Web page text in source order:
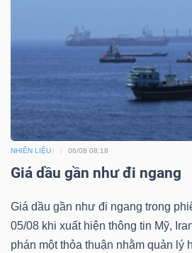
NHIÊN LIỆU 06/08 08:18
Giá dầu gần như đi ngang
Giá dầu gần như đi ngang trong
05/08 khi xuất hiện thông tin Mỹ,
phán một thỏa thuận nhằm quản lý